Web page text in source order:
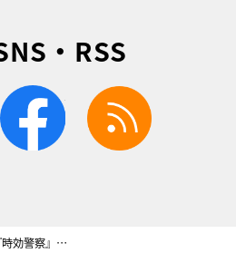
・RSS
facebook
『時効警察』が12年ぶり復活！！“高齢化したスタッフ”でより面白い作品に